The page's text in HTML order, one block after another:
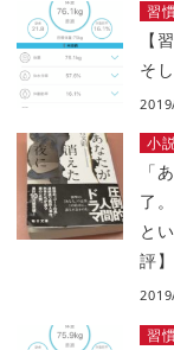
習
【
そ
小
「
了
と
評】
習